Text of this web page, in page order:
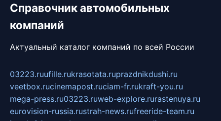
Справочник автомобильных
компаний
Актуальный каталог компаний по всей России
03223.ruufille.rukrasotata.ruprazdnikdushi.ru
veetbox.rucinemapost.ruciam-fr.rukraft-you.ru
mega-press.ru03223.ruweb-explore.rurastenuya.ru
eurovision-russia.rustrah-news.rufreeride-team.ru